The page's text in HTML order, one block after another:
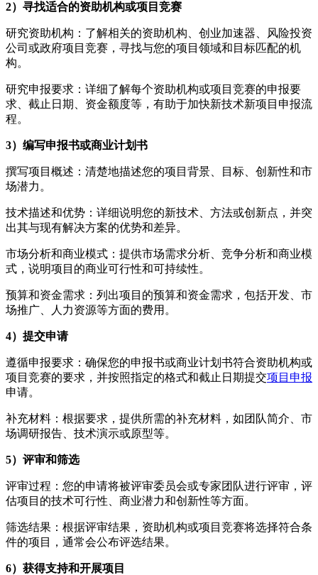
2）寻找适合的资助机构或项目竞赛
研究资助机构：了解相关的资助机构、创业加速器、风险投资
公司或政府项目竞赛，寻找与您的项目领域和目标匹配的机
构。
研究申报要求：详细了解每个资助机构或项目竞赛的申报要
求、截止日期、资金额度等，有助于加快新技术新项目申报流
程。
3）编写申报书或商业计划书
撰写项目概述：清楚地描述您的项目背景、目标、创新性和市
场潜力。
技术描述和优势：详细说明您的新技术、方法或创新点，并突
出其与现有解决方案的优势和差异。
市场分析和商业模式：提供市场需求分析、竞争分析和商业模
式，说明项目的商业可行性和可持续性。
预算和资金需求：列出项目的预算和资金需求，包括开发、市
场推广、人力资源等方面的费用。
4）提交申请
遵循申报要求：确保您的申报书或商业计划书符合资助机构或
项目竞赛的要求，并按照指定的格式和截止日期提交项目申报
申请。
补充材料：根据要求，提供所需的补充材料，如团队简介、市
场调研报告、技术演示或原型等。
5）评审和筛选
评审过程：您的申请将被评审委员会或专家团队进行评审，评
估项目的技术可行性、商业潜力和创新性等方面。
筛选结果：根据评审结果，资助机构或项目竞赛将选择符合条
件的项目，通常会公布评选结果。
6）获得支持和开展项目